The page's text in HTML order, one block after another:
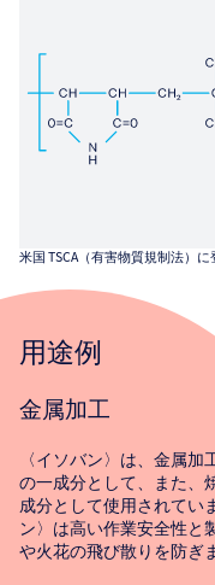
米国 TSCA（有害物質規制法）
用途例
金属加工
〈イソバン〉は、金属
の一成分として、また、
成分として使用されてい
ン〉は高い作業安全性と
や火花の飛び散りを防ぎ